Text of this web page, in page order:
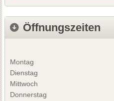
Öffnungszeiten
Montag
Dienstag
Mittwoch
Donnerstag